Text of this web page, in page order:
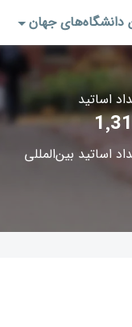
دانشگاه‌های جهان
اساتید
اساتید بین‌المللی